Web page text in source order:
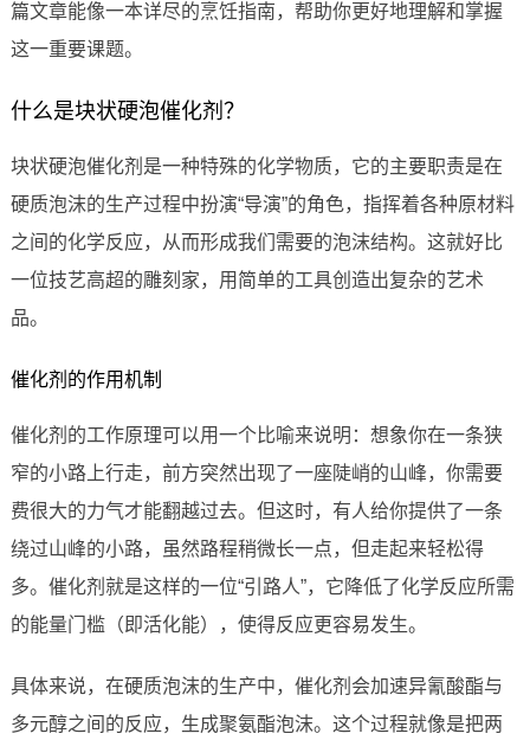
篇文章能像一本详尽的烹饪指南，帮助你更好地理解和掌握
这一重要课题。
什么是块状硬泡催化剂？
块状硬泡催化剂是一种特殊的化学物质，它的主要职责是在
硬质泡沫的生产过程中扮演“导演”的角色，指挥着各种原材料
之间的化学反应，从而形成我们需要的泡沫结构。这就好比
一位技艺高超的雕刻家，用简单的工具创造出复杂的艺术
品。
催化剂的作用机制
催化剂的工作原理可以用一个比喻来说明：想象你在一条狭
窄的小路上行走，前方突然出现了一座陡峭的山峰，你需要
费很大的力气才能翻越过去。但这时，有人给你提供了一条
绕过山峰的小路，虽然路程稍微长一点，但走起来轻松得
多。催化剂就是这样的一位“引路人”，它降低了化学反应所需
的能量门槛（即活化能），使得反应更容易发生。
具体来说，在硬质泡沫的生产中，催化剂会加速异氰酸酯与
多元醇之间的反应，生成聚氨酯泡沫。这个过程就像是把两